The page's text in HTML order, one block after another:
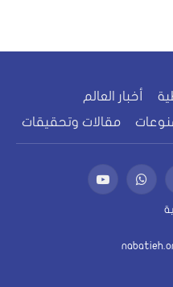
أخبار العالم
مقالات وتحقيقات
واتساب يوتيوب